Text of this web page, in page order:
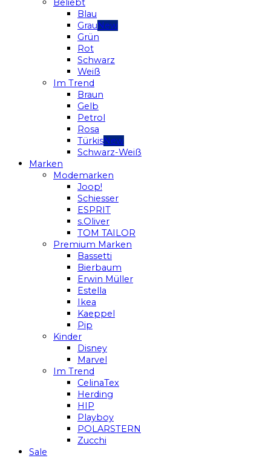
Beliebt
Blau
Grau
Grün
Rot
Schwarz
Weiß
Im Trend
Braun
Gelb
Petrol
Rosa
Türkis
Schwarz-Weiß
Marken
Modemarken
Joop!
Schiesser
ESPRIT
s.Oliver
TOM TAILOR
Premium Marken
Bassetti
Bierbaum
Erwin Müller
Estella
Ikea
Kaeppel
Pip
Kinder
Disney
Marvel
Im Trend
CelinaTex
Herding
HIP
Playboy
POLARSTERN
Zucchi
Sale